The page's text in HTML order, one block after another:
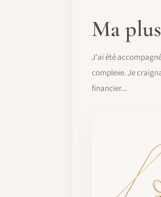
Ma
J'ai été
complexe. Je
financier...